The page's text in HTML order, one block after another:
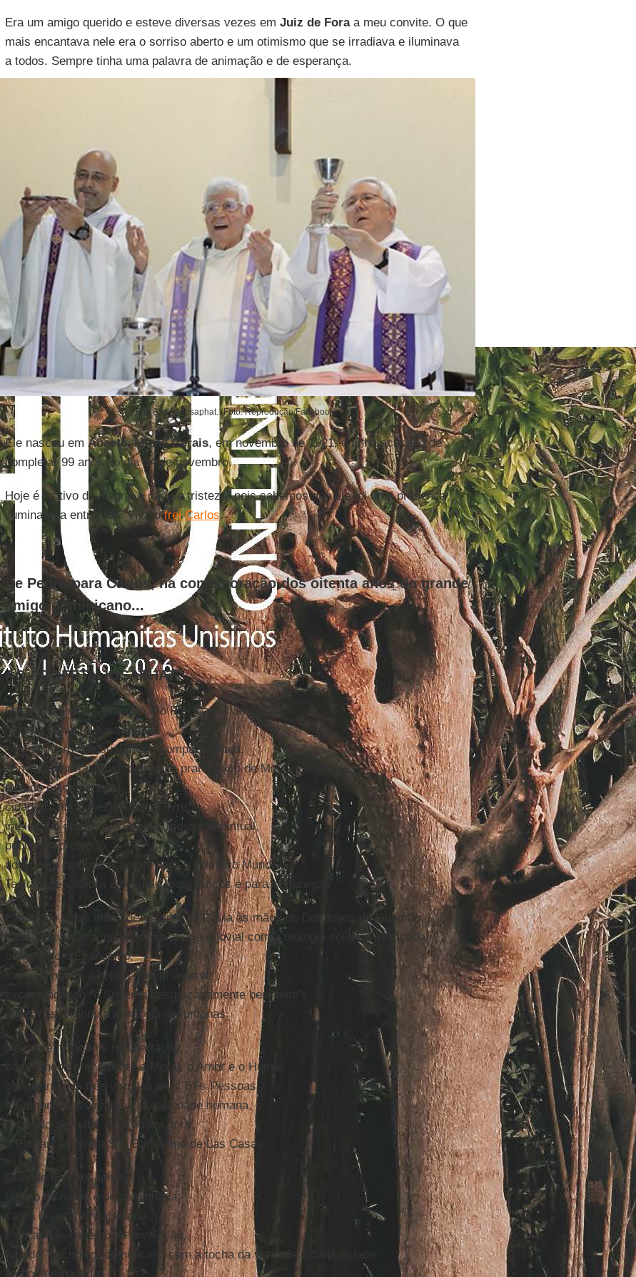
Era um amigo querido e esteve diversas vezes em Juiz de Foraa meu convite. O que
mais encantava nele era o sorriso aberto e um otimismo que se irradiava e iluminava
a todos. Sempre tinha uma palavra de animação e de esperança.
Frei Carlos Josaphat. (Foto: Reprodução/Facebook)
Ele nasceu em Abaeté,Minas Gerais, em novembro de 1921, e tinha acabado de
completar 99 anos no dia 04 de novembro.
Hoje é motivo de alegria e não de tristeza, pois sabemos que ele foi uma presença
iluminadora entre nós. Viva ofrei Carlos.
De Pedro para Carlos, na comemoração dos oitenta anos do grande
amigo dominicano...
AO PROFETA JOSAPHAT
Querido e venerável e garotão Frei Carlos Josaphat,
filho da senhora dona Emília,
companheiro que sustenta a companheirada,
conversador saboroso como um prato típico de Minas Gerais,
exilado e cosmopolita,
cidadão crítico e eclesiástico livre,
intelectual orgânico do Reino, mestre espiritual,
publicista profético,
doutor em comunicação até para o Primeiro Mundo.
Teólogo de cátedra e de chão, para suíços e para sertanejos.
Passando pelas mãos de Vicente de Paula às mãos de Domingos de Gusmão,
sabes conjugar a misericórdia aberta e jovial com a teologia sólida e avançada,
pregoando o Evangelho,
forjando ontem e hoje o "Brasil urgente",
excomungando "o Sistema desgraçadamente bem feito"
e desmascarando a ideologia desumanas.
Na contemplação e na libertação,
baralhando serenamente a Moral, o Amor e o Humor,
conjugando as três virtudes e as Três Pessoas,
a Comunhão divina e a Solidariedade humana,
trazendo de volta, para nossa hora,
o Patriarca profeta São Bartolomé de Las Casas
Querido Frei Josaphat,
bíblico de nome e de caminhada,
cabra branca de sabedoria
e coração vermelho de revolução,
fornido "cachorro" dominicano com a tocha da verdade e da liberdade
na boca e na vida: